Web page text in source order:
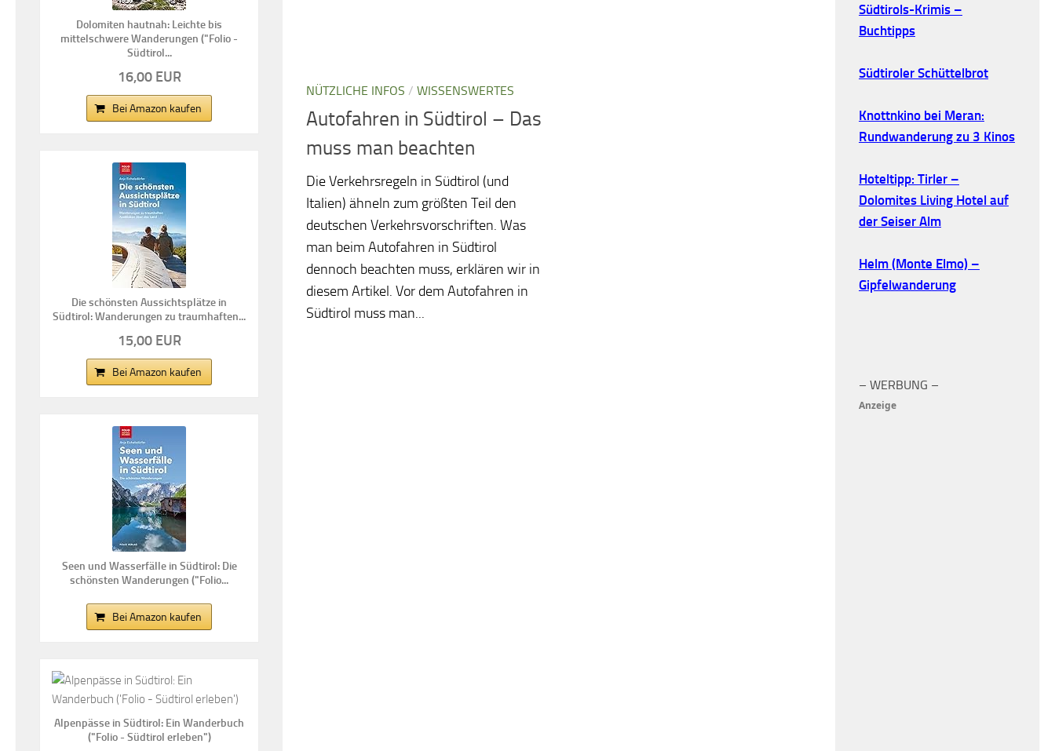
NÜTZLICHE INFOS / WISSENSWERTES
Autofahren in Südtirol – Das
muss man beachten
Die Verkehrsregeln in Südtirol (und
Italien) ähneln zum größten Teil den
deutschen Verkehrsvorschriften. Was
man beim Autofahren in Südtirol
dennoch beachten muss, erklären wir in
diesem Artikel. Vor dem Autofahren in
Südtirol muss man...
Dolomiten hautnah: Leichte bis
mittelschwere Wanderungen ("Folio -
Südtirol...
16,00 EUR
Bei Amazon kaufen
Die schönsten Aussichtsplätze in
Südtirol: Wanderungen zu traumhaften...
15,00 EUR
Bei Amazon kaufen
Seen und Wasserfälle in Südtirol: Die
schönsten Wanderungen ("Folio...
Bei Amazon kaufen
Alpenpässe in Südtirol: Ein Wanderbuch
("Folio - Südtirol erleben")
Südtirols-Krimis –
Buchtipps
Südtiroler Schüttelbrot
Knottnkino bei Meran:
Rundwanderung zu 3 Kinos
Hoteltipp: Tirler –
Dolomites Living Hotel auf
der Seiser Alm
Helm (Monte Elmo) –
Gipfelwanderung
– WERBUNG –
Anzeige